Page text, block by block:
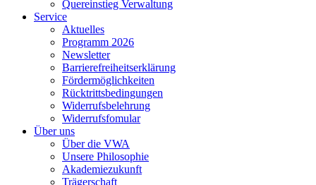
Quereinstieg Verwaltung
Service
Aktuelles
Programm 2026
Newsletter
Barrierefreiheitserklärung
Fördermöglichkeiten
Rücktrittsbedingungen
Widerrufsbelehrung
Widerrufsfomular
Über uns
Über die VWA
Unsere Philosophie
Akademiezukunft
Trägerschaft